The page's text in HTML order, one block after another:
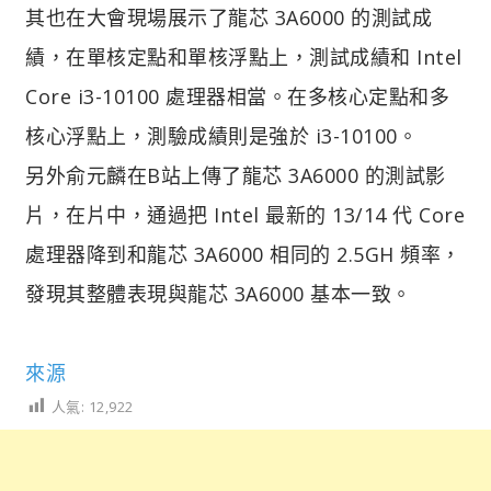
其也在大會現場展示了龍芯 3A6000 的測試成
績，在單核定點和單核浮點上，測試成績和 Intel
Core i3-10100 處理器相當。在多核心定點和多
核心浮點上，測驗成績則是強於 i3-10100。
另外俞元麟在B站上傳了龍芯 3A6000 的測試影
片，在片中，通過把 Intel 最新的 13/14 代 Core
處理器降到和龍芯 3A6000 相同的 2.5GH 頻率，
發現其整體表現與龍芯 3A6000 基本一致。
來源
人氣: 12,922